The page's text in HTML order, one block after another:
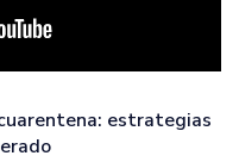
estrategias